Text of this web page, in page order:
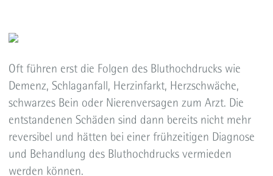
Oft führen erst die Folgen des Bluthochdrucks wie
Demenz, Schlaganfall, Herzinfarkt, Herzschwäche,
schwarzes Bein oder Nierenversagen zum Arzt. Die
entstandenen Schäden sind dann bereits nicht mehr
reversibel und hätten bei einer frühzeitigen Diagnose
und Behandlung des Bluthochdrucks vermieden
werden können.